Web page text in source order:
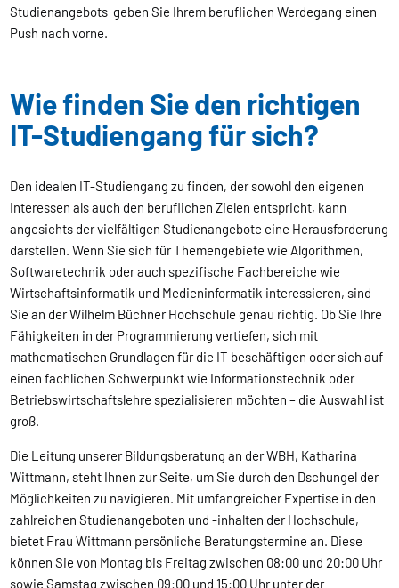
Studienangebots geben Sie Ihrem beruflichen Werdegang einen
Push nach vorne.
Wie finden Sie den richtigen
IT-Studiengang für sich?
Den idealen IT-Studiengang zu finden, der sowohl den eigenen
Interessen als auch den beruflichen Zielen entspricht, kann
angesichts der vielfältigen Studienangebote eine Herausforderung
darstellen. Wenn Sie sich für Themengebiete wie Algorithmen,
Softwaretechnik oder auch spezifische Fachbereiche wie
Wirtschaftsinformatik und Medieninformatik interessieren, sind
Sie an der Wilhelm Büchner Hochschule genau richtig. Ob Sie Ihre
Fähigkeiten in der Programmierung vertiefen, sich mit
mathematischen Grundlagen für die IT beschäftigen oder sich auf
einen fachlichen Schwerpunkt wie Informationstechnik oder
Betriebswirtschaftslehre spezialisieren möchten – die Auswahl ist
groß.
Die Leitung unserer Bildungsberatung an der WBH, Katharina
Wittmann, steht Ihnen zur Seite, um Sie durch den Dschungel der
Möglichkeiten zu navigieren. Mit umfangreicher Expertise in den
zahlreichen Studienangeboten und -inhalten der Hochschule,
bietet Frau Wittmann persönliche Beratungstermine an. Diese
können Sie von Montag bis Freitag zwischen 08:00 und 20:00 Uhr
sowie Samstag zwischen 09:00 und 15:00 Uhr unter der